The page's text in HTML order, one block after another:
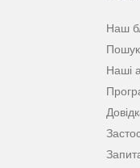
Наш
Пошук
Наші